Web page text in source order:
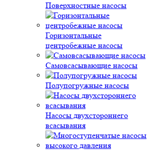
Поверхностные насосы
Горизонтальные
центробежные насосы
Самовсасывающие насосы
Полупогружные насосы
Насосы двухстороннего
всасывания